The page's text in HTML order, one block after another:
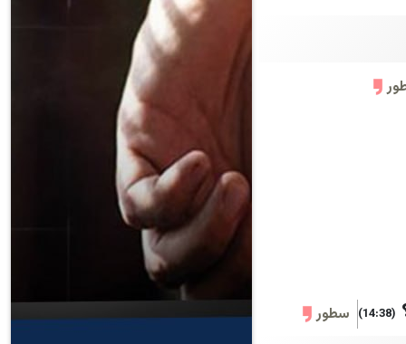
(14:38) سطور